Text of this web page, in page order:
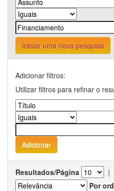
Iniciar uma nova pesquisa
Adicionar filtros:
Utilizar filtros para refinar o
Resultados/Página |
Por